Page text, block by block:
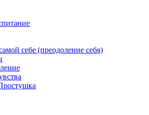
себе (преодоление себя)